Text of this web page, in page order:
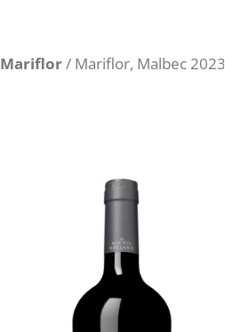
Mariflor/ Mariflor, Malbec 2023